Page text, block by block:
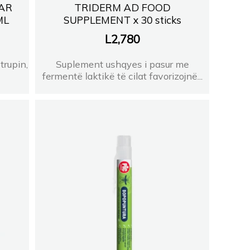
TRIDERM AD FOOD
SUPPLEMENT x 30 sticks
L2,780
Suplement ushqyes i pasur me
fermentë laktikë të cilat favorizojnë...